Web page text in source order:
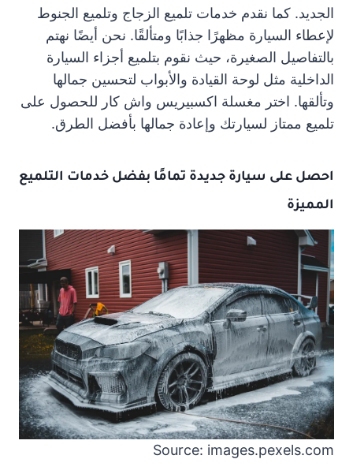
الجديد. كما نقدم خدمات تلميع الزجاج وتلميع الجنوط
لإعطاء السيارة مظهرًا جذابًا ومتألقًا. نحن أيضًا نهتم
بالتفاصيل الصغيرة، حيث نقوم بتلميع أجزاء السيارة
الداخلية مثل لوحة القيادة والأبواب لتحسين جمالها
وتألقها. اختر مغسلة اكسبيريس واش كار للحصول على
تلميع ممتاز لسيارتك وإعادة جمالها بأفضل الطرق.
احصل على سيارة جديدة تمامًا بفضل خدمات التلميع
المميزة
Source: images.pexels.com